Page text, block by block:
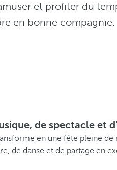
et profiter du
en bonne compagnie.
de spectacle et
en une fête pleine
de danse et de partage en